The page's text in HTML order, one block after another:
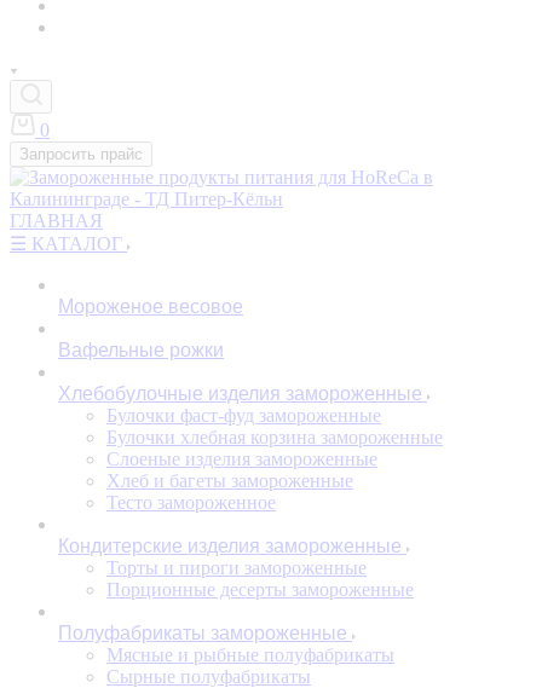
0
Запросить прайс
ГЛАВНАЯ
☰ КАТАЛОГ
Мороженое весовое
Вафельные рожки
Хлебобулочные изделия замороженные
Булочки фаст-фуд замороженные
Булочки хлебная корзина замороженные
Слоеные изделия замороженные
Хлеб и багеты замороженные
Тесто замороженное
Кондитерские изделия замороженные
Торты и пироги замороженные
Порционные десерты замороженные
Полуфабрикаты замороженные
Мясные и рыбные полуфабрикаты
Сырные полуфабрикаты